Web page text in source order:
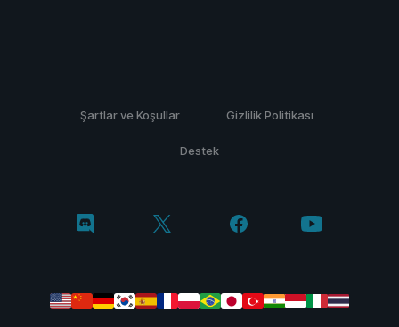
Şartlar ve Koşullar Gizlilik Politikası
Destek